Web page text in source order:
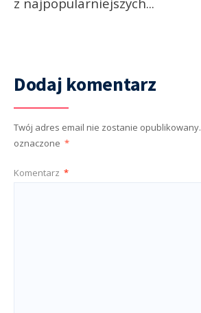
Dodaj komentarz
Twój adres email nie zostanie opublikowany.
oznaczone *
Komentarz *